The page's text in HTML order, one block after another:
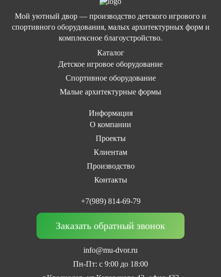
Мой уютный двор — производство детского игрового и
спортивного оборудования, малых архитектурных форм и
комплексное благоустройство.
Каталог
Детское игровое оборудование
Спортивное оборудование
Малые архитектурные формы
Информация
О компании
Проекты
Клиентам
Производство
Контакты
+7(989) 814-69-79
Заказать обратный звонок
info@mu-dvor.ru
Пн-Пт: с 9:00 до 18:00